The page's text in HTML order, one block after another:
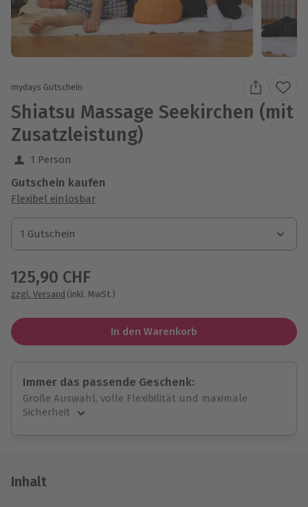
mydays Gutschein
Shiatsu Massage Seekirchen (mit
Zusatzleistung)
1 Person
Gutschein kaufen
Flexibel einlösbar
1 Gutschein
1 Gutschein
1 Gutschein
125,90 CHF
zzgl. Versand (inkl. MwSt.)
In den Warenkorb
Immer das passende Geschenk:
Große Auswahl, volle Flexibilität und maximale
Sicherheit
Jeder Gutschein für alle Erlebnisse einlösbar.
Inhalt